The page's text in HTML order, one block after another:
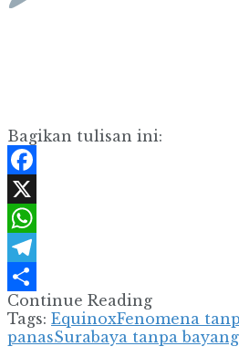
Bagikan tulisan ini:
Facebook
X
WhatsApp
Telegram
Share
Continue Reading
Tags: EquinoxFenomena
panasSurabaya tanpa